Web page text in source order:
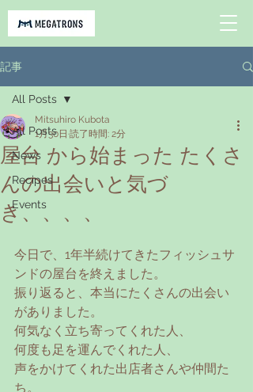
記事
All Posts
News
Recipes
Events
All Posts
屋台 から始まった たくさ
んの出会いと気づ
き、、、、
Mitsuhiro Kubota
1月30日 読了時間: 2分
今日で、1年半続けてきたフィッシュサ
ンドの屋台を終えました。
振り返ると、本当にたくさんの出会い
がありました。
何気なく立ち寄ってくれた人、
何度も足を運んでくれた人、
声をかけてくれた出店者さんや仲間た
ち。